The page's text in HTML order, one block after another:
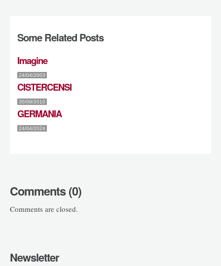
Some Related Posts
Imagine
24/04/2003
CISTERCENSI
30/09/2010
GERMANIA
24/04/2024
Comments (0)
Comments are closed.
Newsletter